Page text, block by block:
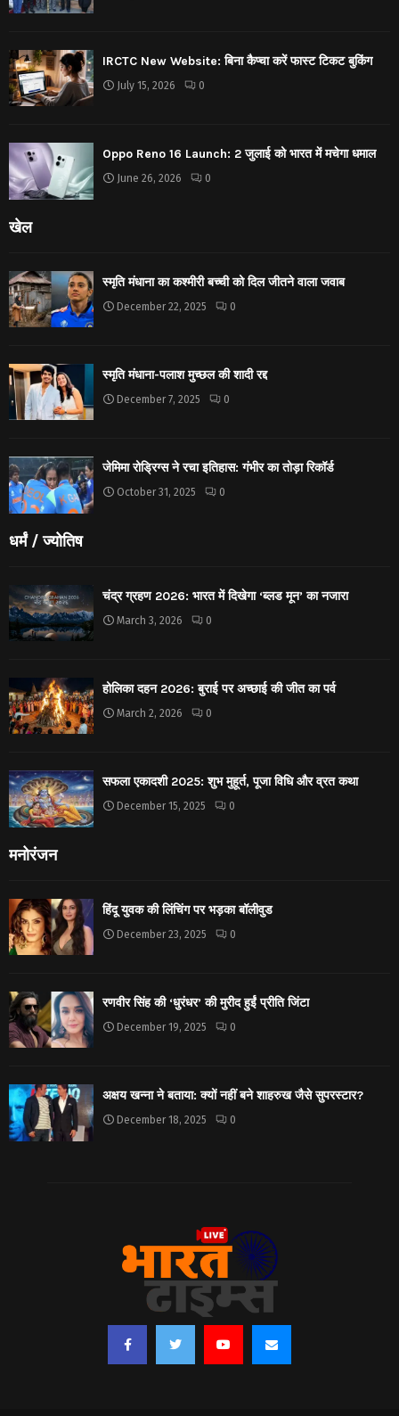
IRCTC New Website: बिना कैप्चा करें फास्ट टिकट बुकिंग
July 15, 2026 0
Oppo Reno 16 Launch: 2 जुलाई को भारत में मचेगा धमाल
June 26, 2026 0
खेल
स्मृति मंधाना का कश्मीरी बच्ची को दिल जीतने वाला जवाब
December 22, 2025 0
स्मृति मंधाना-पलाश मुच्छल की शादी रद्द
December 7, 2025 0
जेमिमा रोड्रिग्स ने रचा इतिहास: गंभीर का तोड़ा रिकॉर्ड
October 31, 2025 0
धर्मं / ज्योतिष
चंद्र ग्रहण 2026: भारत में दिखेगा ‘ब्लड मून’ का नजारा
March 3, 2026 0
होलिका दहन 2026: बुराई पर अच्छाई की जीत का पर्व
March 2, 2026 0
सफला एकादशी 2025: शुभ मुहूर्त, पूजा विधि और व्रत कथा
December 15, 2025 0
मनोरंजन
हिंदू युवक की लिंचिंग पर भड़का बॉलीवुड
December 23, 2025 0
रणवीर सिंह की ‘धुरंधर’ की मुरीद हुईं प्रीति जिंटा
December 19, 2025 0
अक्षय खन्ना ने बताया: क्यों नहीं बने शाहरुख जैसे सुपरस्टार?
December 18, 2025 0